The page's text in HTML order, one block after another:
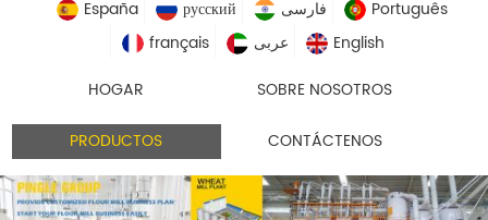
España русский فارسی
Português
français
عربى
English
HOGAR
SOBRE NOSOTROS
PRODUCTOS CONTÁCTENOS